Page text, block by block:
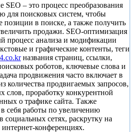
– это процесс преобразования
для поисковых систем, чтобы
позиции в поиске, а также получить
продажи. SEO-оптимизация
процесс анализа и модификации
и графические контенты, теги
названия страниц, ссылки,
роботов, ключевые слова и
продвижения часто включает в
количества продвигаемых запросов,
слов, проработку конкурентной
о трафике сайта. Также
себя работы по увеличению
социальных сетях, раскрутку на
конференциях.